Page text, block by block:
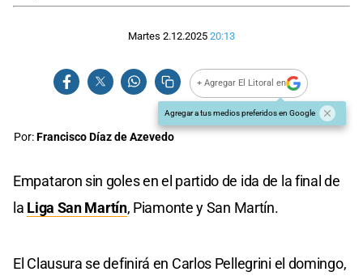
Martes 2.12.2025 20:13
+ Agregar El Litoral en
Agregar a tus medios preferidos en Google
Por:Francisco Díaz de Azevedo
Empataron sin goles en el partido de ida de la final de
la Liga San Martín, Piamonte y San Martín.
El Clausura se definirá en Carlos Pellegrini el domingo,